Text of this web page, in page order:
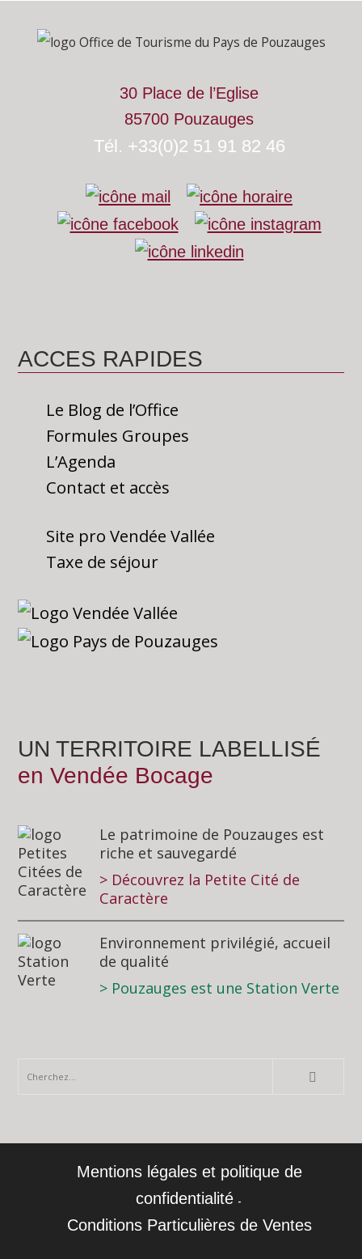
30 Place de l’Eglise
85700 Pouzauges
Tél. +33(0)2 51 91 82 46
ACCES RAPIDES
Le Blog de l’Office
Formules Groupes
L’Agenda
Contact et accès
Site pro Vendée Vallée
Taxe de séjour
UN TERRITOIRE LABELLISÉ
en Vendée Bocage
Le patrimoine de Pouzauges est
riche et sauvegardé
> Découvrez la Petite Cité de
Caractère
Environnement privilégié, accueil
de qualité
> Pouzauges est une Station Verte
Mentions légales et politique de
confidentialité
Conditions Particulières de Ventes